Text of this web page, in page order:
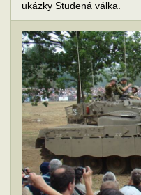
ukázky Studená válka.